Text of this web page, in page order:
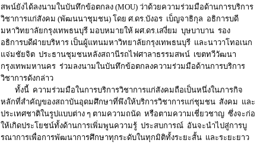
สพน์ยังได้ลงนามในบันทึกข้อตกลง (MOU) ว่าด้วยความร่วมมือด้านการบริการ
วิชาการแก่สังคม (พัฒนนาชุมชน) โดย ศ.ดร.บังอร เบ็ญจาธิกุล อธิการบดี
มหาวิทยาลัยกรุงเทพธนบุรี มอบหมายให้ ผศ.ดร.เสงี่ยม บุษบาบาน รอง
อธิการบดีฝ่ายบริหาร เป็นผู้แทนมหาวิทยาลัยกรุงเทพธนบุรี และนาวาโทอเนก
แจ่มชัยจิต ประธานชุมชนหลังสถานีรถไฟศาลาธรรมสพน์ เขตทวีวัฒนา
กรุงเทพมหานคร ร่วมลงนามในบันทึกข้อตกลงความร่วมมือด้านการบริการ
วิชาการดังกล่าว
ทั้งนี้ ความร่วมมือในการบริการวิชาการแก่สังคมถือเป็นหนึ่งในภารกิจ
หลักที่สำคัญของสถาบันอุดมศึกษาที่พึงให้บริการวิชาการแก่ชุมชน สังคม และ
ประเทศชาติในรูปแบบต่าง ๆ ตามความถนัด หรือตามความเชี่ยวชาญ ซึ่งจะก่อ
ให้เกิดประโยชน์ทั้งด้านการเพิ่มพูนความรู้ ประสบการณ์ อันจะนำไปสู่การบู
รณาการเพื่อการพัฒนาการศึกษาทุกระดับในทุกมิติทั้งระยะสั้น และระยะยาว